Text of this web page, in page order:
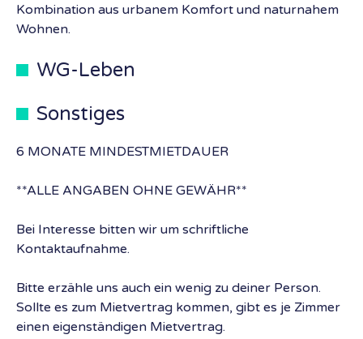
Kombination aus urbanem Komfort und naturnahem
Wohnen.
WG-Leben
Sonstiges
6 MONATE MINDESTMIETDAUER
**ALLE ANGABEN OHNE GEWÄHR**
Bei Interesse bitten wir um schriftliche
Kontaktaufnahme.
Bitte erzähle uns auch ein wenig zu deiner Person.
Sollte es zum Mietvertrag kommen, gibt es je Zimmer
einen eigenständigen Mietvertrag.